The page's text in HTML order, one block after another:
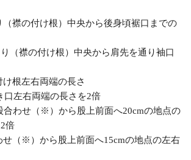
襟の付け根）中央から後身頃裾口までの
（襟の付け根）中央から肩先を通り袖口
根左右両端の長さ
口左右両端の長さを2倍
合わせ（※）から股上前面へ20cmの地点の
倍
せ（※）から股上前面へ15cmの地点の左右